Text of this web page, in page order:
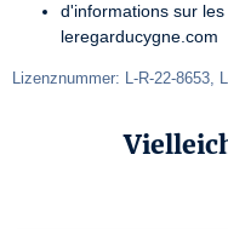
d'informations sur
leregarducygne.com
Lizenznummer: L-R-22-8653,